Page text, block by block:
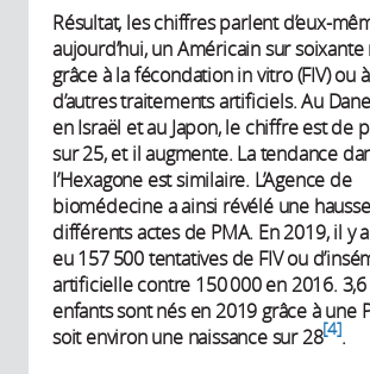
Résultat, les chiffres parlent d’eux-
aujourd’hui, un Américain sur soixante
grâce à la fécondation in vitro (FIV) ou à
d’autres traitements artificiels. Au
en Israël et au Japon, le chiffre est de
sur 25, et il augmente. La tendance
l’Hexagone est similaire. L’Agence de
biomédecine a ainsi révélé une
différents actes de PMA. En 2019, il y a
eu 157 500 tentatives de FIV ou
artificielle contre 150 000 en 2016.
enfants sont nés en 2019 grâce à une
soit environ une naissance sur 28 4 .